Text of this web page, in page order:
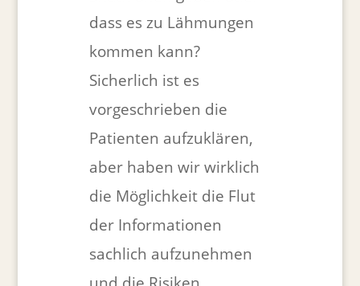
dass es zu Lähmungen
kommen kann?
Sicherlich ist es
vorgeschrieben die
Patienten aufzuklären,
aber haben wir wirklich
die Möglichkeit die Flut
der Informationen
sachlich aufzunehmen